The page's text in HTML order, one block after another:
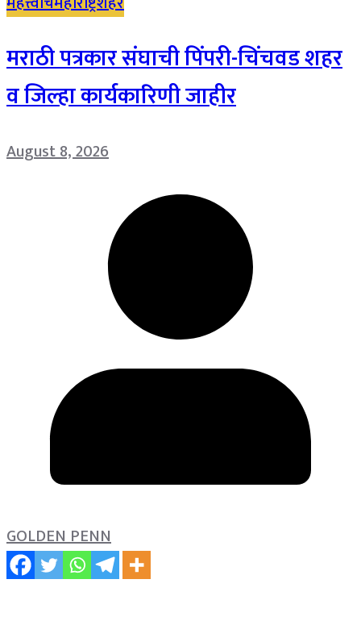
मराठी पत्रकार संघाची पिंपरी-चिंचवड शहर
व जिल्हा कार्यकारिणी जाहीर
August 8, 2026
GOLDEN PENN